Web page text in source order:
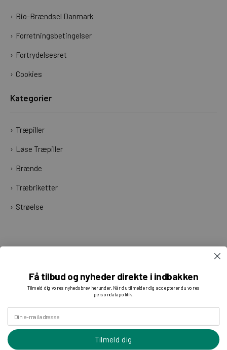
Bio-Brændsel Danmark
Forretningsbetingelser
Fortrydelsesret
Cookies
Kategorier
Træpiller
Løse Træpiller
Brænde
Træbriketter
Strøelse
Få tilbud og nyheder direkte i indbakken
Tilmeld dig vores nyhedsbrev herunder. Når du tilmelder dig accepterer du vores
persondatapolitik.
Tilmeld dig